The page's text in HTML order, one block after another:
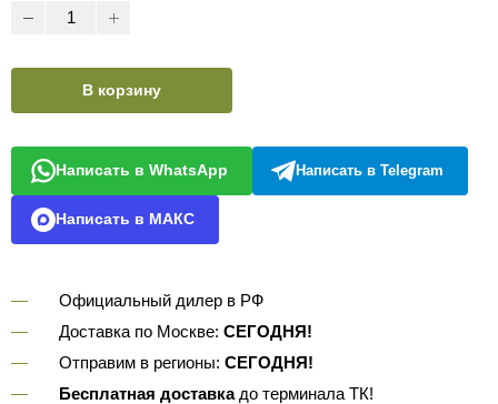
В корзину
Написать в WhatsApp Написать в Telegram
Написать в МАКС
Официальный дилер в РФ
Доставка по Москве: СЕГОДНЯ!
Отправим в регионы: СЕГОДНЯ!
Бесплатная доставкадо терминала ТК!